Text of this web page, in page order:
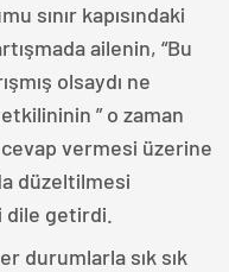
sınır kapısındaki
ailenin, “Bu
olsaydı ne
” o zaman
vermesi üzerine
düzeltilmesi
dile getirdi.
durumlarla sık sık